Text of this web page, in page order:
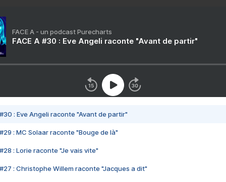
FACE A - un podcast Purecharts
FACE A #30 : Eve Angeli raconte "Avant de partir"
#30 : Eve Angeli raconte "Avant de partir"
#29 : MC Solaar raconte "Bouge de là"
#28 : Lorie raconte "Je vais vite"
#27 : Christophe Willem raconte "Jacques a dit"